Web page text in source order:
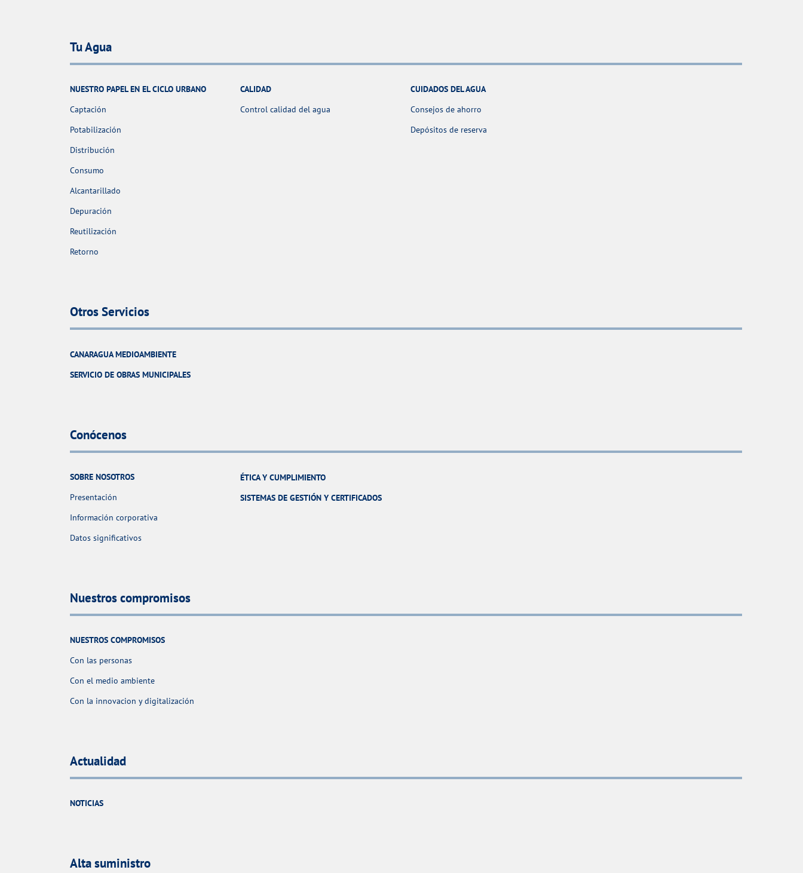
Tu Agua
NUESTRO PAPEL EN EL CICLO URBANO
Captación
Potabilización
Distribución
Consumo
Alcantarillado
Depuración
Reutilización
Retorno
CALIDAD
Control calidad del agua
CUIDADOS DEL AGUA
Consejos de ahorro
Depósitos de reserva
Otros Servicios
CANARAGUA MEDIOAMBIENTE
SERVICIO DE OBRAS MUNICIPALES
Conócenos
SOBRE NOSOTROS
Presentación
Información corporativa
Datos significativos
ÉTICA Y CUMPLIMIENTO
SISTEMAS DE GESTIÓN Y CERTIFICADOS
Nuestros compromisos
NUESTROS COMPROMISOS
Con las personas
Con el medio ambiente
Con la innovacion y digitalización
Actualidad
NOTICIAS
Alta suministro